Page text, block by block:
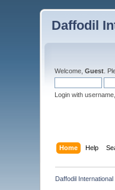
Daffodil
Welcome,Guest .
Login with
Home Help
Daffodil